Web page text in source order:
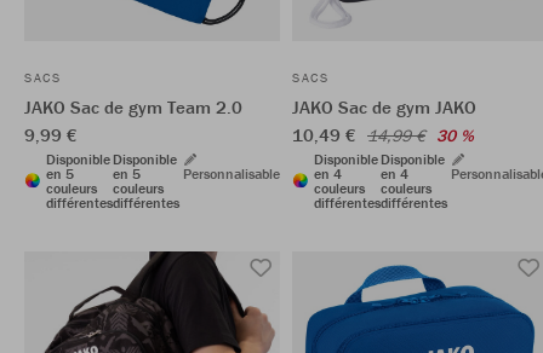
SACS
JAKO Sac de gym Team 2.0
9,99 €
Disponible
en 5
couleurs
différentes
Disponible
en 5
couleurs
différentes
Personnalisable
SACS
JAKO Sac de gym JAKO
10,49 € 14,99 € 30 %
Disponible
en 4
couleurs
différentes
Disponible
en 4
couleurs
différentes